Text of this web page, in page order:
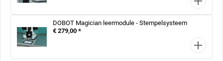
DOBOT Magician leermodule - Stempelsysteem
€ 279,00 *